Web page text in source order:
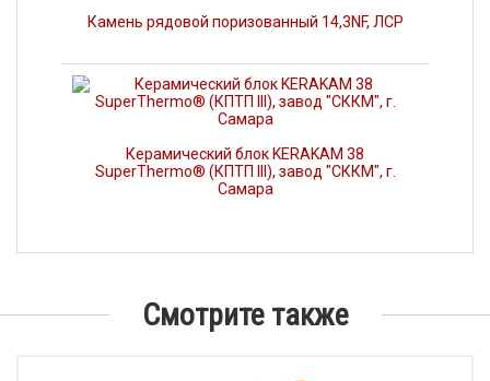
Камень рядовой поризованный 14,3NF, ЛСР
Керамический блок KERAKAM 38
SuperThermo® (КПТП III), завод "СККМ", г.
Самара
Смотрите также